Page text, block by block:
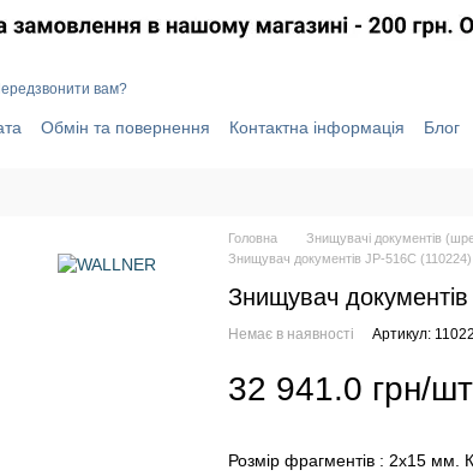
вам?
Обмін та повернення Контактна інформація
Блог
Головна Знищувачі документів
Знищувач документів JP-516C (110224)
Знищувач
Немає в наявності Артикул:
32 941.0 грн/шт
Розмір фрагментів : 2х15 мм.